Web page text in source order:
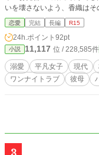
いを壊さないよう、香織は
香織にロックオンしてきた。 「平々凡々の私には不釣り合い、格差婚お断り」
と思う香織は、彼の思いを回
彼のお母さん！ ご令嬢と結婚させたい母と、彼とは付き合いたくない香織がタ
ッグを組む！ この作品はフィクションです。実在の人物や団体などとは関係あ
りません。 他のサイトにも
す。 ※R15は保険です。
恋愛 完結 長編 R15
24h.ポイント 92pt
小説 11,117 位 / 228,585件
溺愛 平凡女子 現代
ワンナイトラブ
彼母